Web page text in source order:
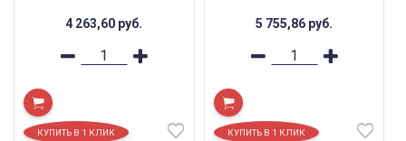
4 263,60 руб. 5 755,86 руб.